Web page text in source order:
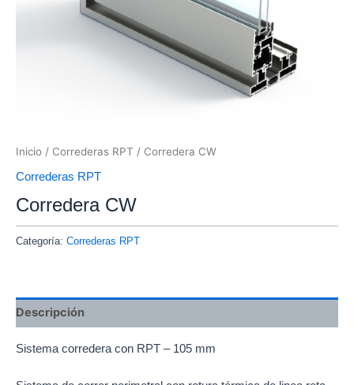
Inicio / Correderas RPT / Corredera CW
Correderas RPT
Corredera CW
Categoría: Correderas RPT
Descripción
Sistema corredera con RPT – 105 mm